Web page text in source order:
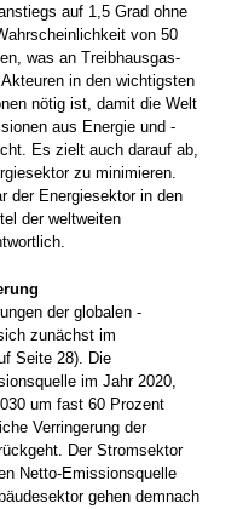
auf 1,5 Grad ohne
von 50
was an Treibhausgas­
in den wichtigsten
nötig ist, damit die Welt
aus Energie und
Es zielt auch darauf ab,
zu minimieren.
der Energiesektor in den
der weltweiten
der globalen
zunächst im
Seite 28). Die
im Jahr 2020,
um fast 60 Prozent
Verringerung der
Der Stromsektor
Netto-Emissionsquelle
gehen demnach